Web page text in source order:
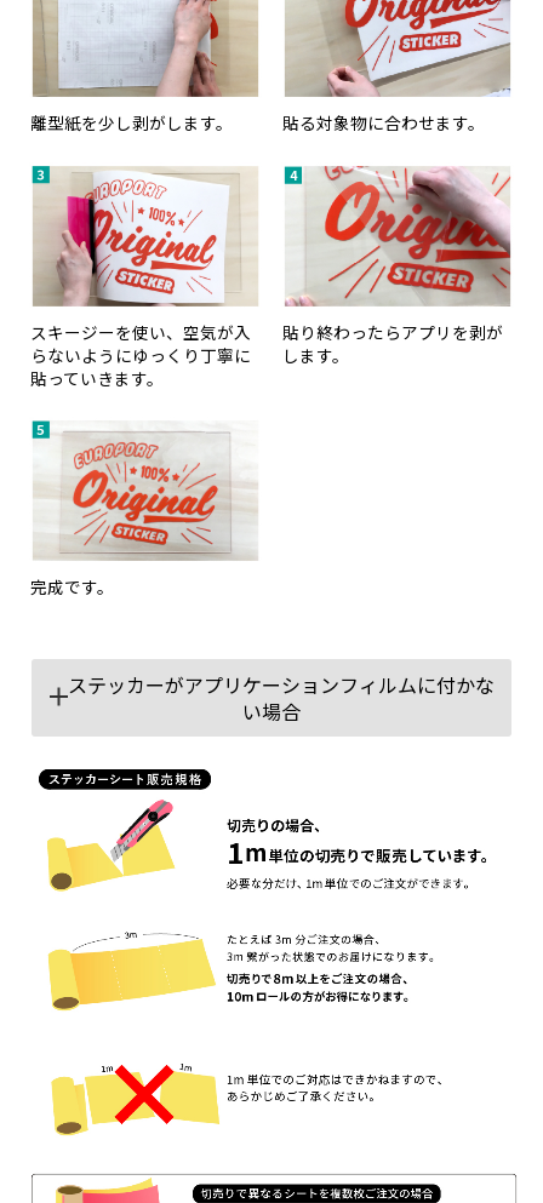
離型紙を少し剥がします。 貼る対象物に合わせます。
スキージーを使い、空気が入
らないようにゆっくり丁寧に
貼っていきます。
貼り終わったらアプリを剥が
します。
完成です。
ステッカーがアプリケーションフィルムに付かな
い場合